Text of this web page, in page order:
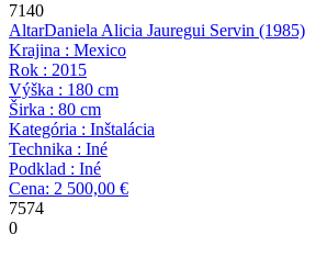
7140
AltarDaniela Alicia Jauregui Servin (1985)
Krajina : Mexico
Rok : 2015
Výška : 180 cm
Širka : 80 cm
Kategória : Inštalácia
Technika : Iné
Podklad : Iné
Cena: 2 500,00 €
7574
0